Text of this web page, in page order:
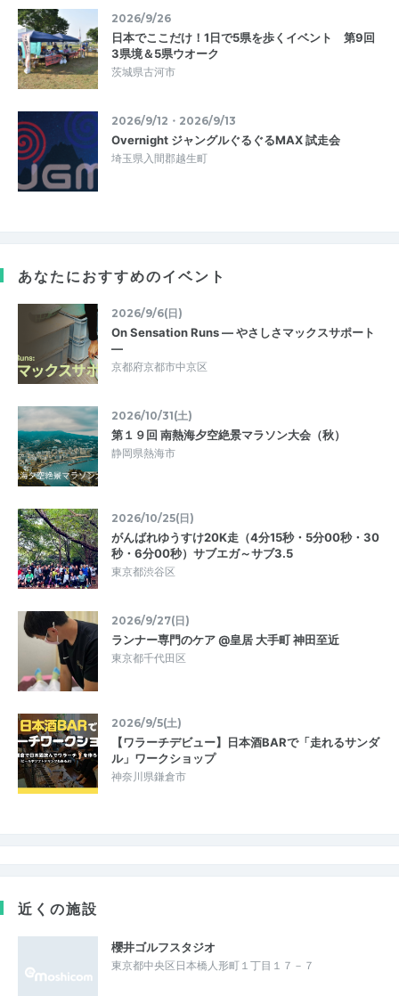
2026/9/26
日本でここだけ！1日で5県を歩くイベント 第9回
3県境＆5県ウオーク
茨城県古河市
2026/9/12・2026/9/13
Overnight ジャングルぐるぐるMAX 試走会
埼玉県入間郡越生町
あなたにおすすめのイベント
2026/9/6(日)
On Sensation Runs — やさしさマックスサポート
—
京都府京都市中京区
2026/10/31(土)
第１９回 南熱海夕空絶景マラソン大会（秋）
静岡県熱海市
2026/10/25(日)
がんばれゆうすけ20K走（4分15秒・5分00秒・30
秒・6分00秒）サブエガ～サブ3.5
東京都渋谷区
2026/9/27(日)
ランナー専門のケア @皇居 大手町 神田至近
東京都千代田区
2026/9/5(土)
【ワラーチデビュー】日本酒BARで「走れるサンダ
ル」ワークショップ
神奈川県鎌倉市
近くの施設
櫻井ゴルフスタジオ
東京都中央区日本橋人形町１丁目１７－７